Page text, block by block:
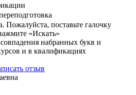
Пожалуйста, поставьте галочку
«Искать»
набранных букв и
и в квалификациях
отзыв